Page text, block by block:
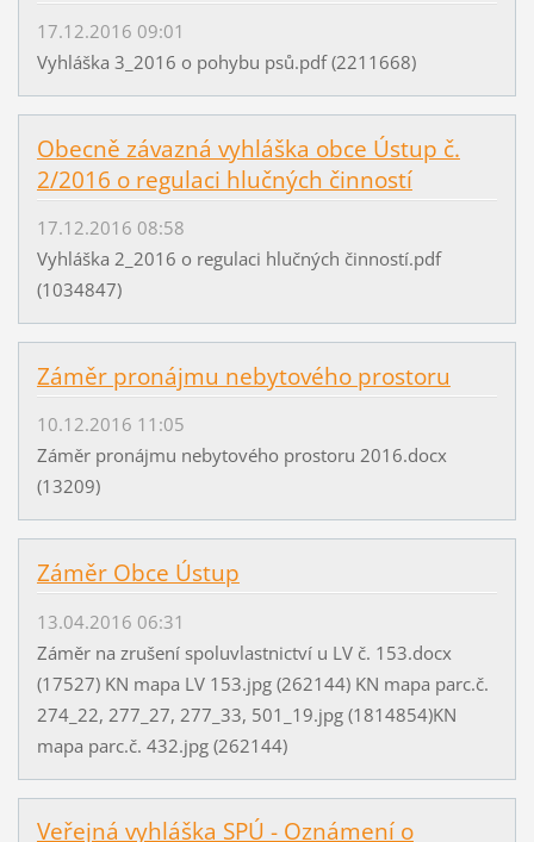
17.12.2016 09:01
Vyhláška 3_2016 o pohybu psů.pdf (2211668)
Obecně závazná vyhláška obce Ústup č.
2/2016 o regulaci hlučných činností
17.12.2016 08:58
Vyhláška 2_2016 o regulaci hlučných činností.pdf
(1034847)
Záměr pronájmu nebytového prostoru
10.12.2016 11:05
Záměr pronájmu nebytového prostoru 2016.docx
(13209)
Záměr Obce Ústup
13.04.2016 06:31
Záměr na zrušení spoluvlastnictví u LV č. 153.docx
(17527) KN mapa LV 153.jpg (262144) KN mapa parc.č.
274_22, 277_27, 277_33, 501_19.jpg (1814854)KN
mapa parc.č. 432.jpg (262144)
Veřejná vyhláška SPÚ - Oznámení o